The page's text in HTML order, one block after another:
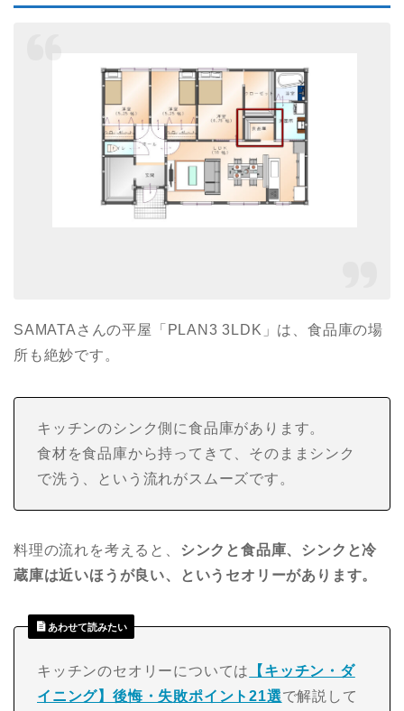
SAMATAさんの平屋「PLAN3 3LDK」は、食品庫の場
所も絶妙です。
キッチンのシンク側に食品庫があります。
食材を食品庫から持ってきて、そのままシンク
で洗う、という流れがスムーズです。
料理の流れを考えると、
シンクと食品庫、シンクと冷
蔵庫は近いほうが良い、というセオリーがあります。
あわせて読みたい
キッチンのセオリーについては
【キッチン・ダ
イニング】後悔・失敗ポイント21選で解説して